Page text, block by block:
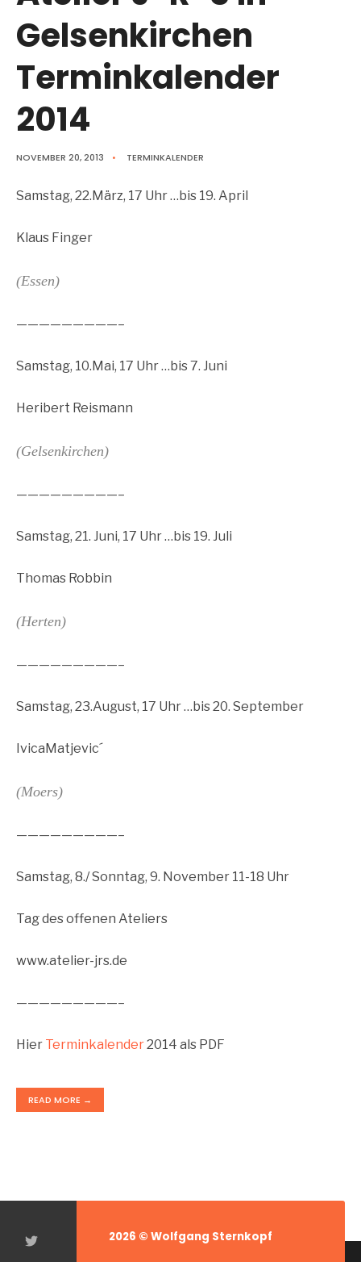
Gelsenkirchen
Terminkalender
2014
NOVEMBER 20, 2013 • TERMINKALENDER
Samstag, 22.März, 17 Uhr …bis 19. April
Klaus Finger
(Essen)
—————————–
Samstag, 10.Mai, 17 Uhr …bis 7. Juni
Heribert Reismann
(Gelsenkirchen)
—————————–
Samstag, 21. Juni, 17 Uhr …bis 19. Juli
Thomas Robbin
(Herten)
—————————–
Samstag, 23.August, 17 Uhr …bis 20. September
IvicaMatjevic´
(Moers)
—————————–
Samstag, 8./ Sonntag, 9. November 11-18 Uhr
Tag des offenen Ateliers
www.atelier-jrs.de
—————————–
Hier Terminkalender2014 als PDF
READ MORE →
2026 © Wolfgang Sternkopf